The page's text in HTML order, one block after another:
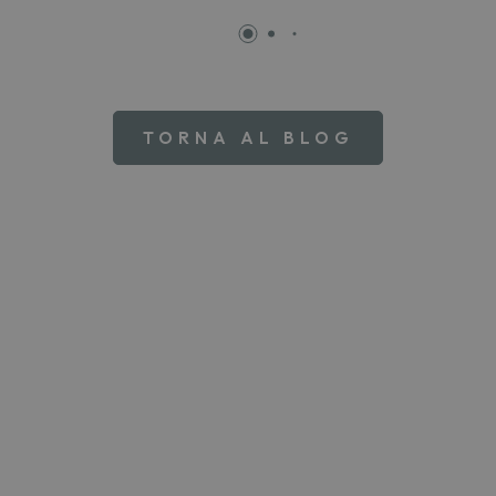
TORNA AL BLOG